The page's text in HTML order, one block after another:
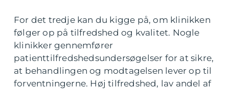
For det tredje kan du kigge på, om klinikken
følger op på tilfredshed og kvalitet. Nogle
klinikker gennemfører
patienttilfredshedsundersøgelser for at sikre,
at behandlingen og modtagelsen lever op til
forventningerne. Høj tilfredshed, lav andel af